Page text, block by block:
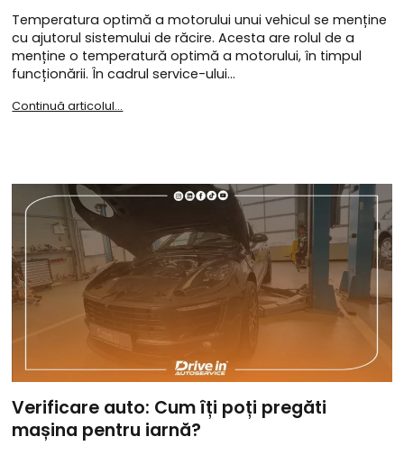
Temperatura optimă a motorului unui vehicul se menține
cu ajutorul sistemului de răcire. Acesta are rolul de a
menține o temperatură optimă a motorului, în timpul
funcționării. În cadrul service-ului…
Continuă articolul...
Verificare auto: Cum îți poți pregăti
mașina pentru iarnă?